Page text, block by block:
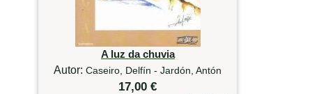
A luz da chuvia
Autor:Caseiro, Delfín - Jardón, Antón
17,00 €